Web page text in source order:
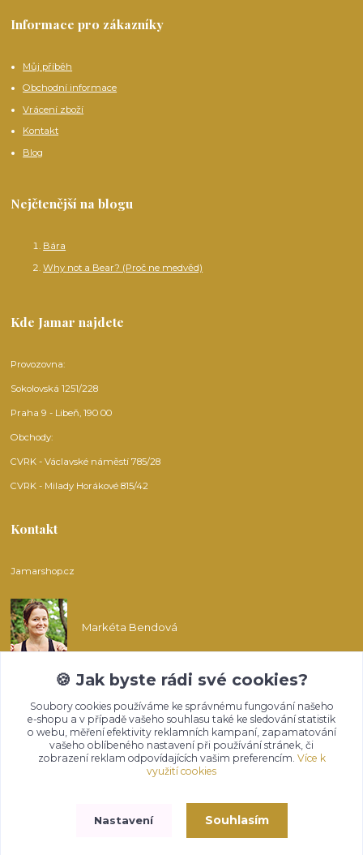
Informace pro zákazníky
Můj příběh
Obchodní informace
Vrácení zboží
Kontakt
Blog
Nejčtenější na blogu
Bára
Why not a Bear? (Proč ne medvěd)
Kde Jamar najdete
Provozovna:
Sokolovská 1251/228
Praha 9 - Libeň, 190 00
Obchody:
CVRK - Václavské náměstí 785/28
CVRK - Milady Horákové 815/42
Kontakt
Jamarshop.cz
Markéta Bendová
info@jamarshop.cz
🍪 Jak byste rádi své cookies?
Soubory cookies používáme ke správnému fungování našeho
e-shopu a v případě vašeho souhlasu také ke sledování statistik
o webu, měření efektivity reklamních kampaní, zapamatování
vašeho oblíbeného nastavení při používání stránek, či
zobrazení reklam odpovídajících vašim preferencím. Více k
využití cookies
Nastavení Souhlasím